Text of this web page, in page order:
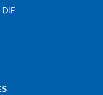
DIF